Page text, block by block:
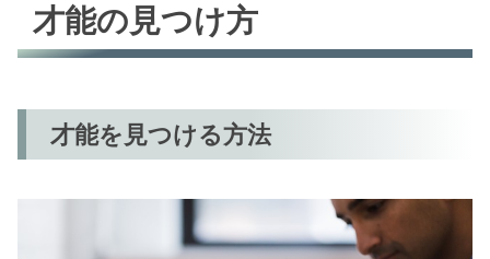
才能の見つけ方
才能を見つける方法